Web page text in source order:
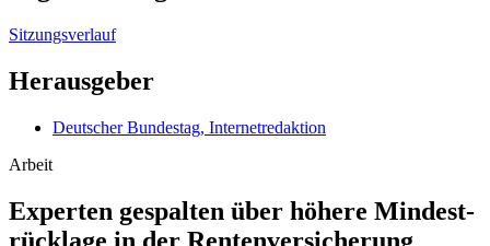
Sitzungsverlauf
Herausgeber
Deutscher Bundestag, Internetredaktion
Arbeit
Experten gespalten über höhere Mindest­
rücklage in der Rentenversicherung